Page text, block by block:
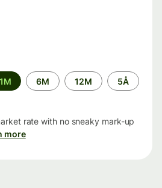
1M 6M 12M 5Å
rate with no sneaky mark-up
more